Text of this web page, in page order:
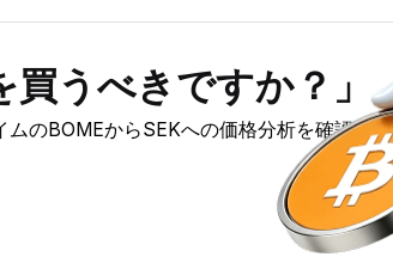
買うべきですか？」
のBOMEからSEKへの価格分析を確認でき